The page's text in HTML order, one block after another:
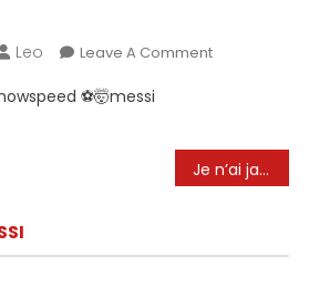
Leo Leave A CommentOn
Ishowspeed
⚽
⚽🤯messi
Je n’ai jamais douté de Messi🐐🥶 #football #messi #kylianmbappe #viral #shorts #leomessi #argentina #edit